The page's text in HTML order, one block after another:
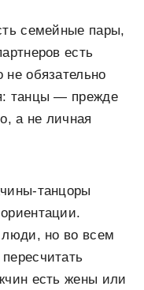
семейные пары,
есть
обязательно
танцы — прежде
а не личная
танцоры
люди, но во всем
есть жены или